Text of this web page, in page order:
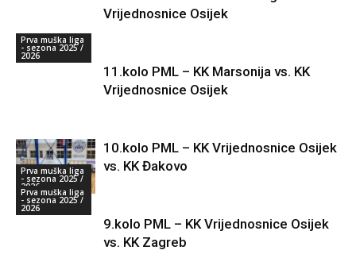
Vrijednosnice Osijek
Prva muška liga
- sezona 2025 /
2026
11.kolo PML – KK Marsonija vs. KK
Vrijednosnice Osijek
Prva muška liga
- sezona 2025 /
2026
10.kolo PML – KK Vrijednosnice Osijek
vs. KK Đakovo
Prva muška liga
- sezona 2025 /
2026
9.kolo PML – KK Vrijednosnice Osijek
vs. KK Zagreb